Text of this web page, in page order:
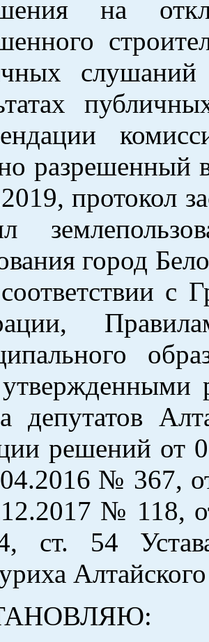
на
разрешенный
протокол
город
с
депутатов
решений
№ 367,
№ 118,
ст. 54